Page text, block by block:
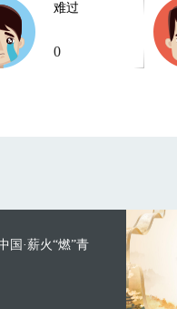
难过
0
国·薪火“燃”青